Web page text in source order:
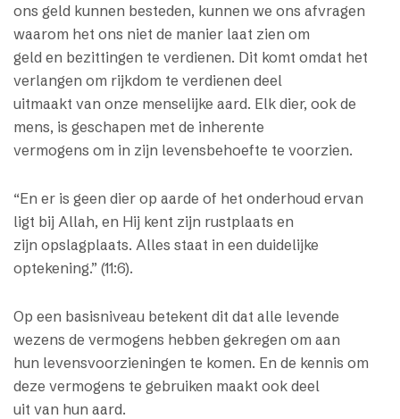
ons geld kunnen besteden, kunnen we ons afvragen
waarom het ons niet de manier laat zien om
geld en bezittingen te verdienen. Dit komt omdat het
verlangen om rijkdom te verdienen deel
uitmaakt van onze menselijke aard. Elk dier, ook de
mens, is geschapen met de inherente
vermogens om in zijn levensbehoefte te voorzien.
“En er is geen dier op aarde of het onderhoud ervan
ligt bij Allah, en Hij kent zijn rustplaats en
zijn opslagplaats. Alles staat in een duidelijke
optekening.” (11:6).
Op een basisniveau betekent dit dat alle levende
wezens de vermogens hebben gekregen om aan
hun levensvoorzieningen te komen. En de kennis om
deze vermogens te gebruiken maakt ook deel
uit van hun aard.